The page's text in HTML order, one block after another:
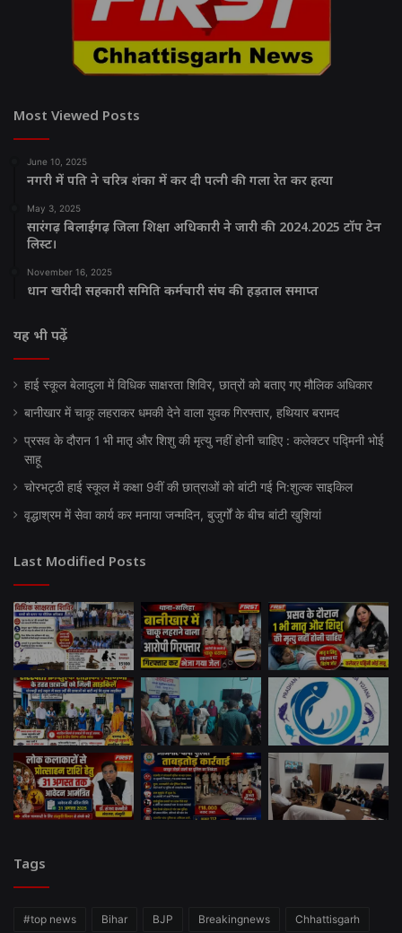
Most Viewed Posts
June 10, 2025
नगरी में पति ने चरित्र शंका में कर दी पत्नी की गला रेत कर हत्या
May 3, 2025
सारंगढ़ बिलाईगढ़ जिला शिक्षा अधिकारी ने जारी की 2024.2025 टॉप टेन
लिस्ट।
November 16, 2025
धान खरीदी सहकारी समिति कर्मचारी संघ की हड़ताल समाप्त
यह भी पढ़ें
हाई स्कूल बेलादुला में विधिक साक्षरता शिविर, छात्रों को बताए गए मौलिक अधिकार
बानीखार में चाकू लहराकर धमकी देने वाला युवक गिरफ्तार, हथियार बरामद
प्रसव के दौरान 1 भी मातृ और शिशु की मृत्यु नहीं होनी चाहिए : कलेक्टर पद्मिनी भोई
साहू
चोरभट्ठी हाई स्कूल में कक्षा 9वीं की छात्राओं को बांटी गई नि:शुल्क साइकिल
वृद्धाश्रम में सेवा कार्य कर मनाया जन्मदिन, बुजुर्गों के बीच बांटी खुशियां
Last Modified Posts
Tags
#top news Bihar BJP Breakingnews Chhattisgarh